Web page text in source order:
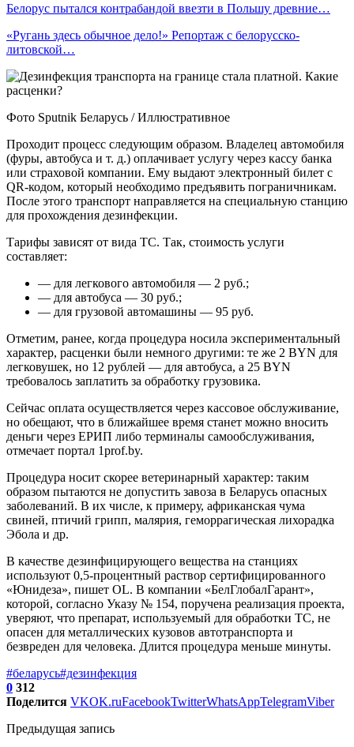
Белорус пытался контрабандой ввезти в Польшу древние…
«Ругань здесь обычное дело!» Репортаж с белорусско-
литовской…
Фото Sputnik Беларусь / Иллюстративное
Проходит процесс следующим образом. Владелец автомобиля
(фуры, автобуса и т. д.) оплачивает услугу через кассу банка
или страховой компании. Ему выдают электронный билет с
QR-кодом, который необходимо предъявить пограничникам.
После этого транспорт направляется на специальную станцию
для прохождения дезинфекции.
Тарифы зависят от вида ТС. Так, стоимость услуги
составляет:
— для легкового автомобиля — 2 руб.;
— для автобуса — 30 руб.;
— для грузовой автомашины — 95 руб.
Отметим, ранее, когда процедура носила экспериментальный
характер, расценки были немного другими: те же 2 BYN для
легковушек, но 12 рублей — для автобуса, а 25 BYN
требовалось заплатить за обработку грузовика.
Сейчас оплата осуществляется через кассовое обслуживание,
но обещают, что в ближайшее время станет можно вносить
деньги через ЕРИП либо терминалы самообслуживания,
отмечает портал 1prof.by.
Процедура носит скорее ветеринарный характер: таким
образом пытаются не допустить завоза в Беларусь опасных
заболеваний. В их числе, к примеру, африканская чума
свиней, птичий грипп, малярия, геморрагическая лихорадка
Эбола и др.
В качестве дезинфицирующего вещества на станциях
используют 0,5-процентный раствор сертифицированного
«Юнидеза», пишет OL. В компании «БелГлобалГарант»,
которой, согласно Указу № 154, поручена реализация проекта,
уверяют, что препарат, используемый для обработки ТС, не
опасен для металлических кузовов автотранспорта и
безвреден для человека. Длится процедура меньше минуты.
#беларусь#дезинфекция
0 312
Поделится VKOK.ruFacebookTwitterWhatsAppTelegramViber
Предыдущая запись